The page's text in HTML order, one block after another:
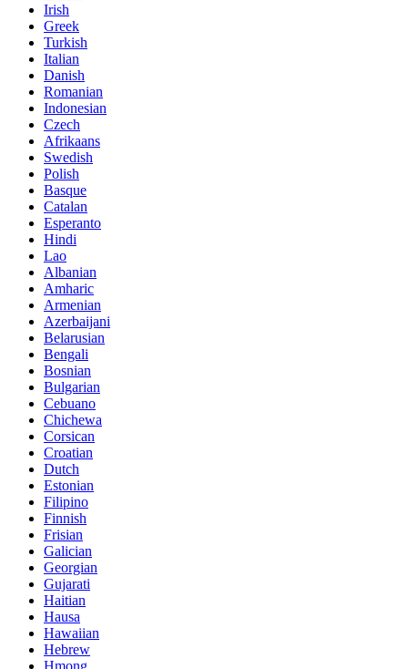
Irish
Greek
Turkish
Italian
Danish
Romanian
Indonesian
Czech
Afrikaans
Swedish
Polish
Basque
Catalan
Esperanto
Hindi
Lao
Albanian
Amharic
Armenian
Azerbaijani
Belarusian
Bengali
Bosnian
Bulgarian
Cebuano
Chichewa
Corsican
Croatian
Dutch
Estonian
Filipino
Finnish
Frisian
Galician
Georgian
Gujarati
Haitian
Hausa
Hawaiian
Hebrew
Hmong